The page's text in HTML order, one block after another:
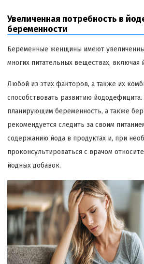
Увеличенная потребность в
беременности
Беременные женщины имеют
многих питательных веществах, включая
Любой из этих факторов, а также их
способствовать развитию
планирующим беременность, а также
рекомендуется следить за своим
содержанию йода в продуктах и, при
проконсультироваться с врачом
йодных добавок.